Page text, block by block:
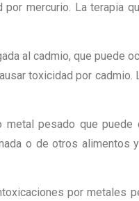
mercurio. La terapia
al cadmio, que puede
toxicidad por
metal pesado que
o de otros alimentos
por metales